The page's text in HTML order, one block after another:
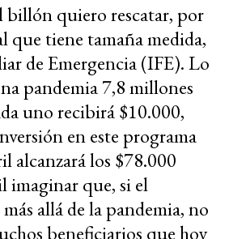
billón quiero rescatar, por
que tiene tamaña medida,
de Emergencia (IFE). Lo
pandemia 7,8 millones
uno recibirá $10.000,
en este programa
alcanzará los $78.000
imaginar que, si el
allá de la pandemia, no
beneficiarios que hoy